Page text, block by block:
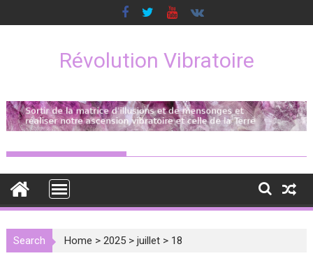
to
Révolution Vibratoire
Search Home >2025 >juillet > 18